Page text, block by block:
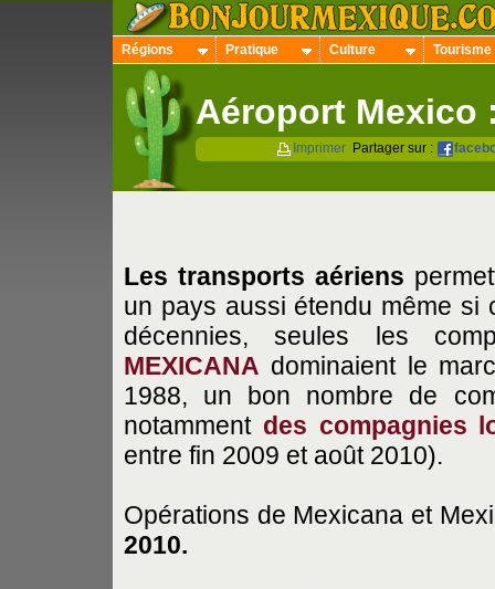
Régions Pratique Culture Tourisme
Aéroport Mexico
Imprimer Partager sur :
Les transports aériens
un pays aussi étendu même si
décennies, seules les
MEXICANA dominaient le
1988, un bon nombre de
notamment des compagnies
entre fin 2009 et août 2010).
Opérations de Mexicana et
2010.